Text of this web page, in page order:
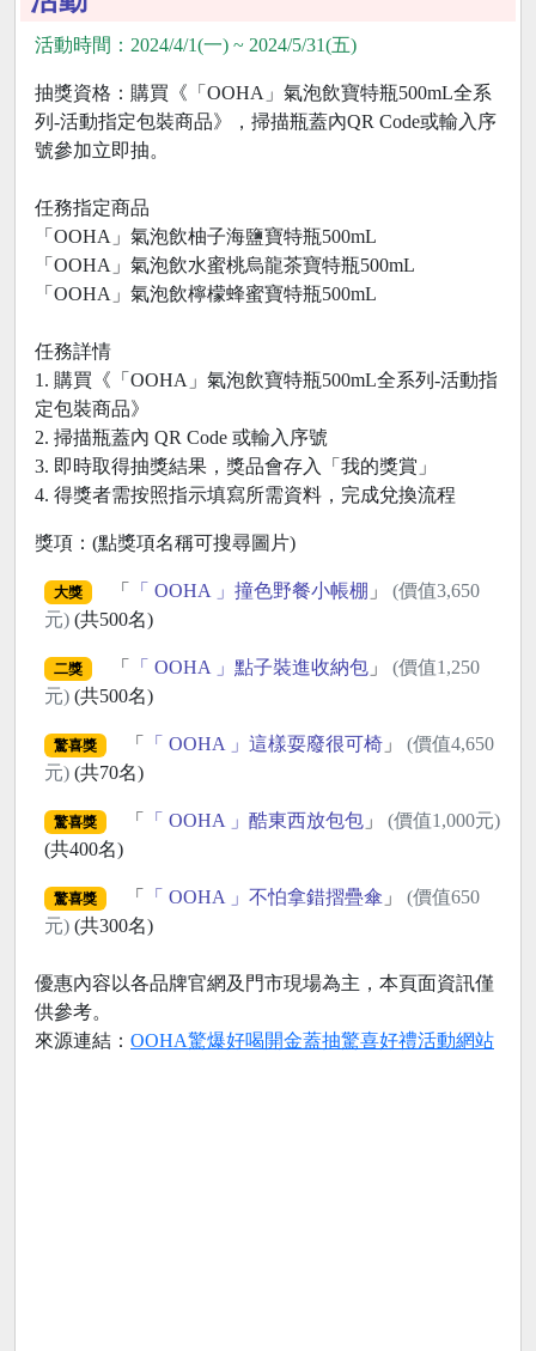
活動時間：2024/4/1(一) ~ 2024/5/31(五)
抽獎資格：購買《「OOHA」氣泡飲寶特瓶500mL全系
列-活動指定包裝商品》，掃描瓶蓋內QR Code或輸入序
號參加立即抽。
任務指定商品
「OOHA」氣泡飲柚子海鹽寶特瓶500mL
「OOHA」氣泡飲水蜜桃烏龍茶寶特瓶500mL
「OOHA」氣泡飲檸檬蜂蜜寶特瓶500mL
任務詳情
1. 購買《「OOHA」氣泡飲寶特瓶500mL全系列-活動指
定包裝商品》
2. 掃描瓶蓋內 QR Code 或輸入序號
3. 即時取得抽獎結果，獎品會存入「我的獎賞」
4. 得獎者需按照指示填寫所需資料，完成兌換流程
獎項：(點獎項名稱可搜尋圖片)
大獎 「 「 OOHA 」撞色野餐小帳棚 」 (價值3,650
元) (共500名)
二獎 「 「 OOHA 」點子裝進收納包」 (價值1,250
元) (共500名)
驚喜獎 「 「 OOHA 」這樣耍廢很可椅」 (價值4,650
元) (共70名)
驚喜獎 「 「 OOHA 」酷東西放包包」 (價值1,000元)
(共400名)
驚喜獎 「 「 OOHA 」不怕拿錯摺疊傘 」 (價值650
元) (共300名)
優惠內容以各品牌官網及門市現場為主，本頁面資訊僅
供參考。
來源連結： OOHA驚爆好喝開金蓋抽驚喜好禮活動網站